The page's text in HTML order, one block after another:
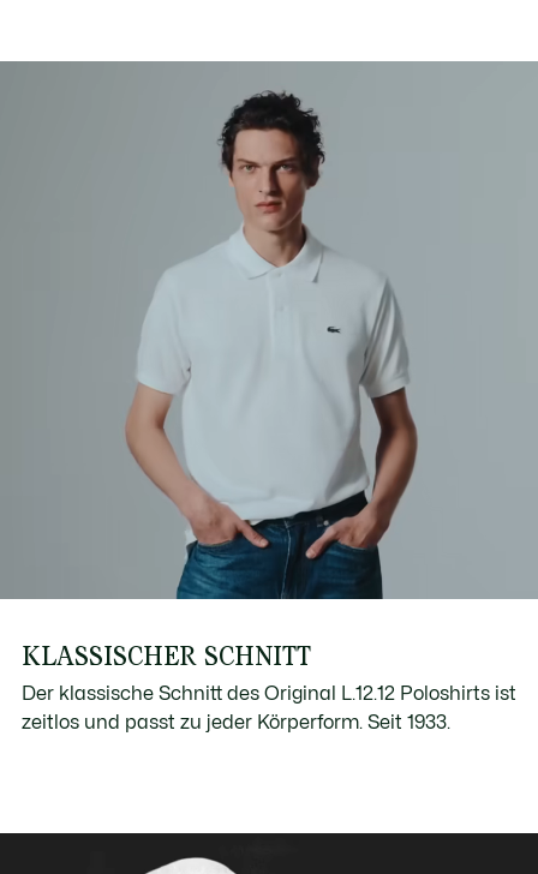
KLASSISCHER SCHNITT
Der klassische Schnitt des Original L.12.12 Poloshirts ist
zeitlos und passt zu jeder Körperform. Seit 1933.